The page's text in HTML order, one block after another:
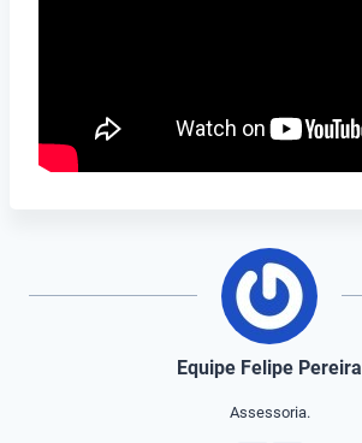
Equipe Felipe Pereira
Assessoria.